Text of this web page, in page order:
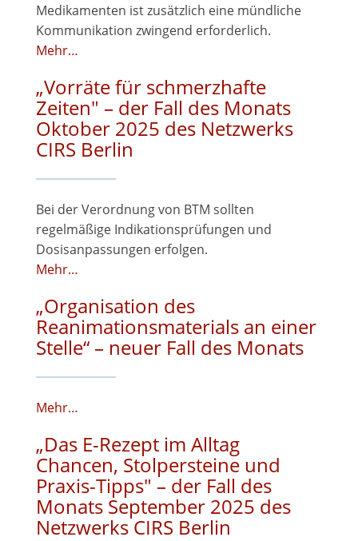
Medikamenten ist zusätzlich eine mündliche
Kommunikation zwingend erforderlich.
Mehr…
„Vorräte für schmerzhafte
Zeiten" – der Fall des Monats
Oktober 2025 des Netzwerks
CIRS Berlin
Bei der Verordnung von BTM sollten
regelmäßige Indikationsprüfungen und
Dosisanpassungen erfolgen.
Mehr…
„Organisation des
Reanimationsmaterials an einer
Stelle“ – neuer Fall des Monats
Mehr…
„Das E-Rezept im Alltag
Chancen, Stolpersteine und
Praxis-Tipps" – der Fall des
Monats September 2025 des
Netzwerks CIRS Berlin